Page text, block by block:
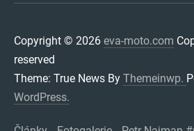
Copyright © 2026 eva-moto.com
reserved
Theme: True News By Themeinwp.
WordPress.